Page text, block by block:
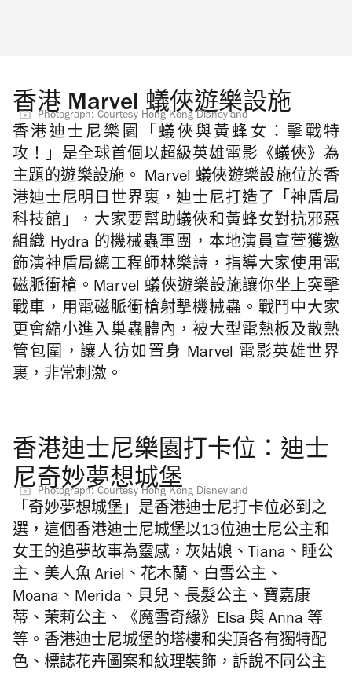
香港 Marvel 蟻俠遊樂設施
Photograph: Courtesy Hong Kong Disneyland
香港迪士尼樂園「蟻俠與黃蜂女：擊戰特
攻！」是全球首個以超級英雄電影《蟻俠》為
主題的遊樂設施。 Marvel 蟻俠遊樂設施位於香
港迪士尼明日世界裏，迪士尼打造了「神盾局
科技館」，大家要幫助蟻俠和黃蜂女對抗邪惡
組織 Hydra 的機械蟲軍團，本地演員宣萱獲邀
飾演神盾局總工程師林樂詩，指導大家使用電
磁脈衝槍。Marvel 蟻俠遊樂設施讓你坐上突擊
戰車，用電磁脈衝槍射撃機械蟲。戰鬥中大家
更會縮小進入巢蟲體內，被大型電熱板及散熱
管包圍，讓人彷如置身 Marvel 電影英雄世界
裏，非常刺激。
香港迪士尼樂園打卡位：迪士
尼奇妙夢想城堡
Photograph: Courtesy Hong Kong Disneyland
「奇妙夢想城堡」是香港迪士尼打卡位必到之
選，這個香港迪士尼城堡以13位迪士尼公主和
女王的追夢故事為靈感，灰姑娘、Tiana、睡公
主、美人魚 Ariel、花木蘭、白雪公主、
Moana、Merida、貝兒、長髮公主、寶嘉康
蒂、茉莉公主、《魔雪奇緣》Elsa 與 Anna 等
等。香港迪士尼城堡的塔樓和尖頂各有獨特配
色、標誌花卉圖案和紋理裝飾，訴說不同公主